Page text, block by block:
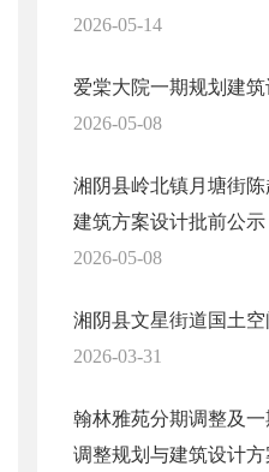
2026-05-14
爱棠大院一期规划建
2026-05-08
湘阴县岭北镇月塘街
建筑方案设计批前公示
2026-05-08
湘阴县文星街道国土空
2026-03-31
翰林雅苑分期调整及
调整规划与建筑设计